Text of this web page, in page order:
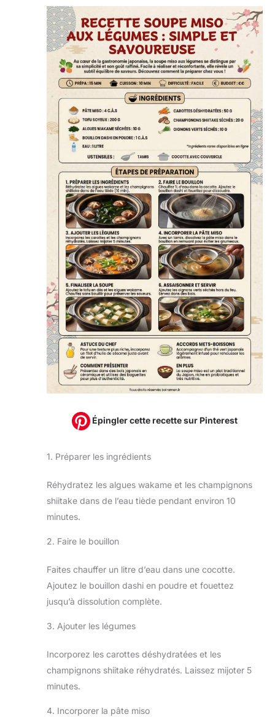
Épingler cette recette sur Pinterest
1. Préparer les ingrédients
Réhydratez les algues wakame et les champignons
shiitake dans de l’eau tiède pendant environ 10
minutes.
2. Faire le bouillon
Faites chauffer un litre d’eau dans une cocotte.
Ajoutez le bouillon dashi en poudre et fouettez
jusqu’à dissolution complète.
3. Ajouter les légumes
Incorporez les carottes déshydratées et les
champignons shiitake réhydratés. Laissez mijoter 5
minutes.
4. Incorporer la pâte miso